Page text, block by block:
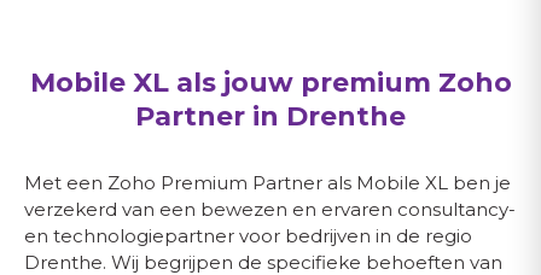
Mobile XLals jouw premium Zoho
Partner in Drenthe
Met een Zoho Premium Partner als Mobile XL ben je
verzekerd van een bewezen en ervaren consultancy-
en technologiepartner voor bedrijven in de regio
Drenthe. Wij begrijpen de specifieke behoeften van